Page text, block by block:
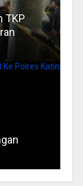
TKP